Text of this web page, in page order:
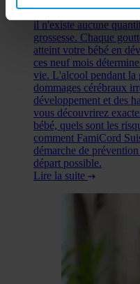
encore. Pourtant, la
il n'existe aucune
grossesse. Chaque
atteint votre bébé en
ces neuf mois
vie. L'alcool pendant la
dommages cérébraux
développement et des
vous découvrirez
bébé, quels sont les
comment FamiCord
démarche de
départ possible.
Lire la suite